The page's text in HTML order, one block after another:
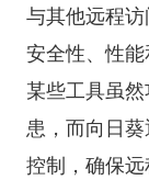
与其他远程
安全性、性
某些工具虽
患，而向日
控制，确保远